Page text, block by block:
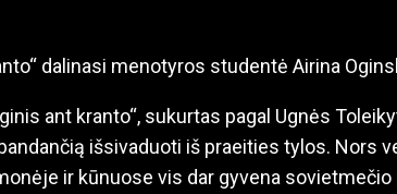
dalinasi menotyros studentė Airina
ant kranto“, sukurtas pagal Ugnės
išsivaduoti iš praeities tylos. Nors
ir kūnuose vis dar gyvena sovietmečio